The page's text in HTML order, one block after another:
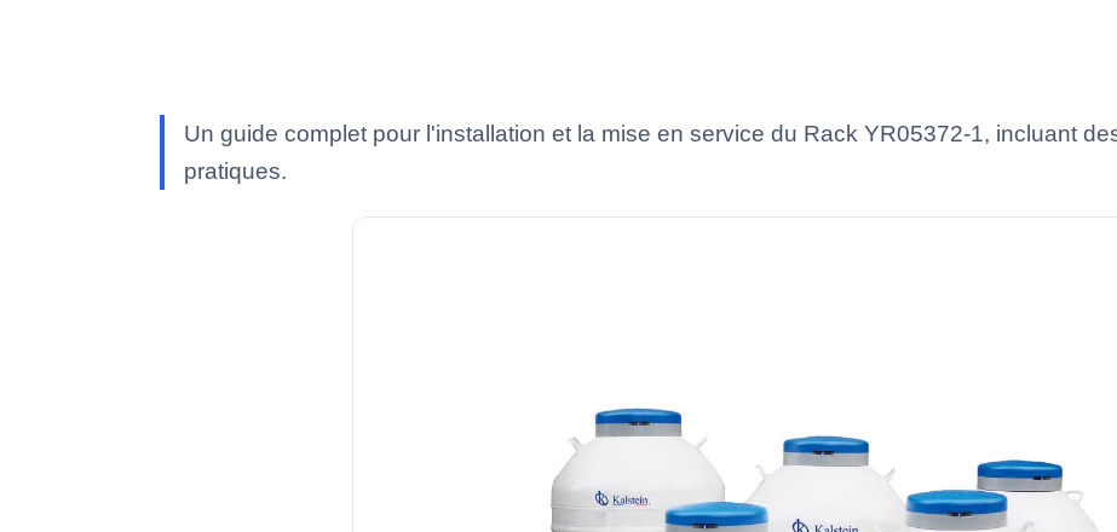
Un guide complet pour l'installation et la mise en service du Rack YR05372-1, incluant
pratiques.